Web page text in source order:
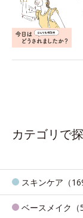
カテゴリで
スキンケア（
ベースメイク（